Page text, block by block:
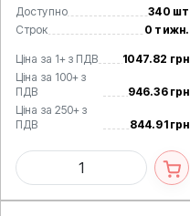
Доступно
340 шт
Строк
0 тижн.
Ціна за 1+ з ПДВ
1047.82 грн
Ціна за 100+ з
ПДВ
946.36 грн
Ціна за 250+ з
ПДВ
844.91 грн